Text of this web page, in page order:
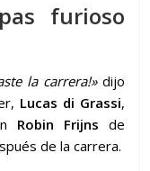
furioso
la carrera!» dijo
Lucas di Grassi,
Robin Frijns de
de la carrera.